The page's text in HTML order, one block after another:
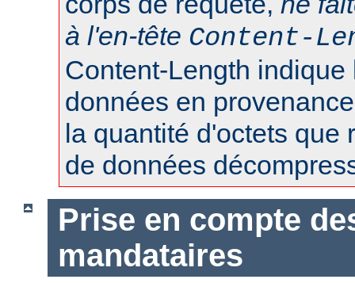
à l'en-tête Content-
Content-Length
données en
la quantité d'octets que
de données
Prise en compte
mandataires